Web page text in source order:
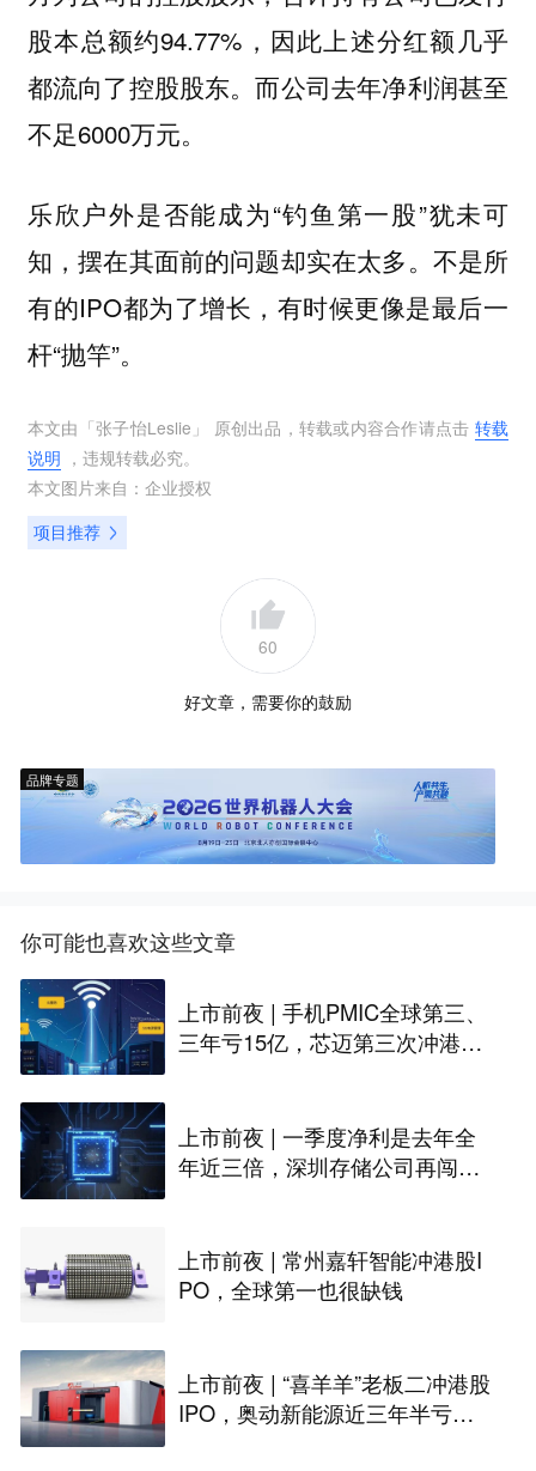
股本总额约94.77%，因此上述分红额几乎
都流向了控股股东。而公司去年净利润甚至
不足6000万元。
乐欣户外是否能成为“钓鱼第一股”犹未可
知，摆在其面前的问题却实在太多。不是所
有的IPO都为了增长，有时候更像是最后一
杆“抛竿”。
本文由「张子怡Leslie 」 原创出品，转载或内容合作请点击 转载
说明 ，违规转载必究。
本文图片来自： 企业授权
项目推荐
60
好文章，需要你的鼓励
品牌专题
你可能也喜欢这些文章
上市前夜 | 手机PMIC全球第三、
三年亏15亿，芯迈第三次冲港股I
上市前夜 | 一季度净利是去年全
年近三倍，深圳存储公司再闯港
上市前夜 | 常州嘉轩智能冲港股I
PO，全球第一也很缺钱
上市前夜 | “喜羊羊”老板二冲港股
IPO，奥动新能源近三年半亏掉1